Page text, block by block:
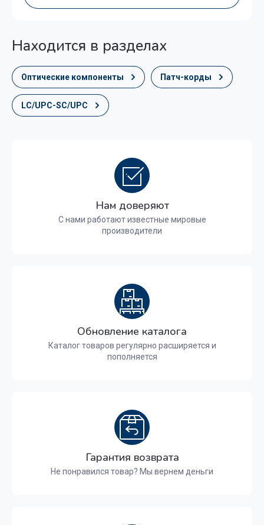
Находится в разделах
Оптические компоненты Патч-корды
LC/UPC-SC/UPC
Нам доверяют
С нами работают известные мировые
производители
Обновление каталога
Каталог товаров регулярно расширяется и
пополняется
Гарантия возврата
Не понравился товар? Мы вернем деньги